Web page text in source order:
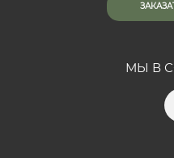
МЫ В